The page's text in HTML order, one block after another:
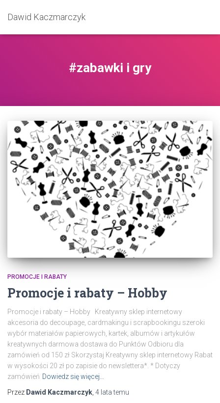
Dawid Kaczmarczyk
#zabawki i gry
PROMOCJE I RABATY
Promocje i rabaty – Hobby
Promocje i rabaty – Hobby Kreatywny sklep internetowy
akcesoria do decoupage, cardmakingu i scrapbookingu szeroki
wybór materiałów papierowych, kartek, albumów i artykułów
kreatywnych darmowa dostawa do Punktów Odbioru dla
zamówień od 150 zł Skorzystaj Kreatywny sklep internetowy Rabat
w wysokości 20 zł po zapisie do newslettera*. * Dotyczy
zamówień Dowiedz się więcej…
Przez Dawid Kaczmarczyk 4 latatemu